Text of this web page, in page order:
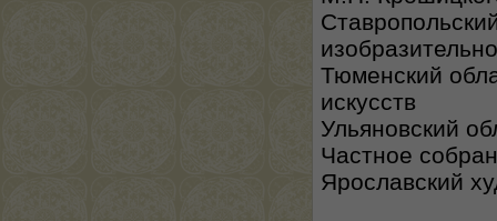
Тюменский
искусств
Ульяновский
Частное
Ярославский